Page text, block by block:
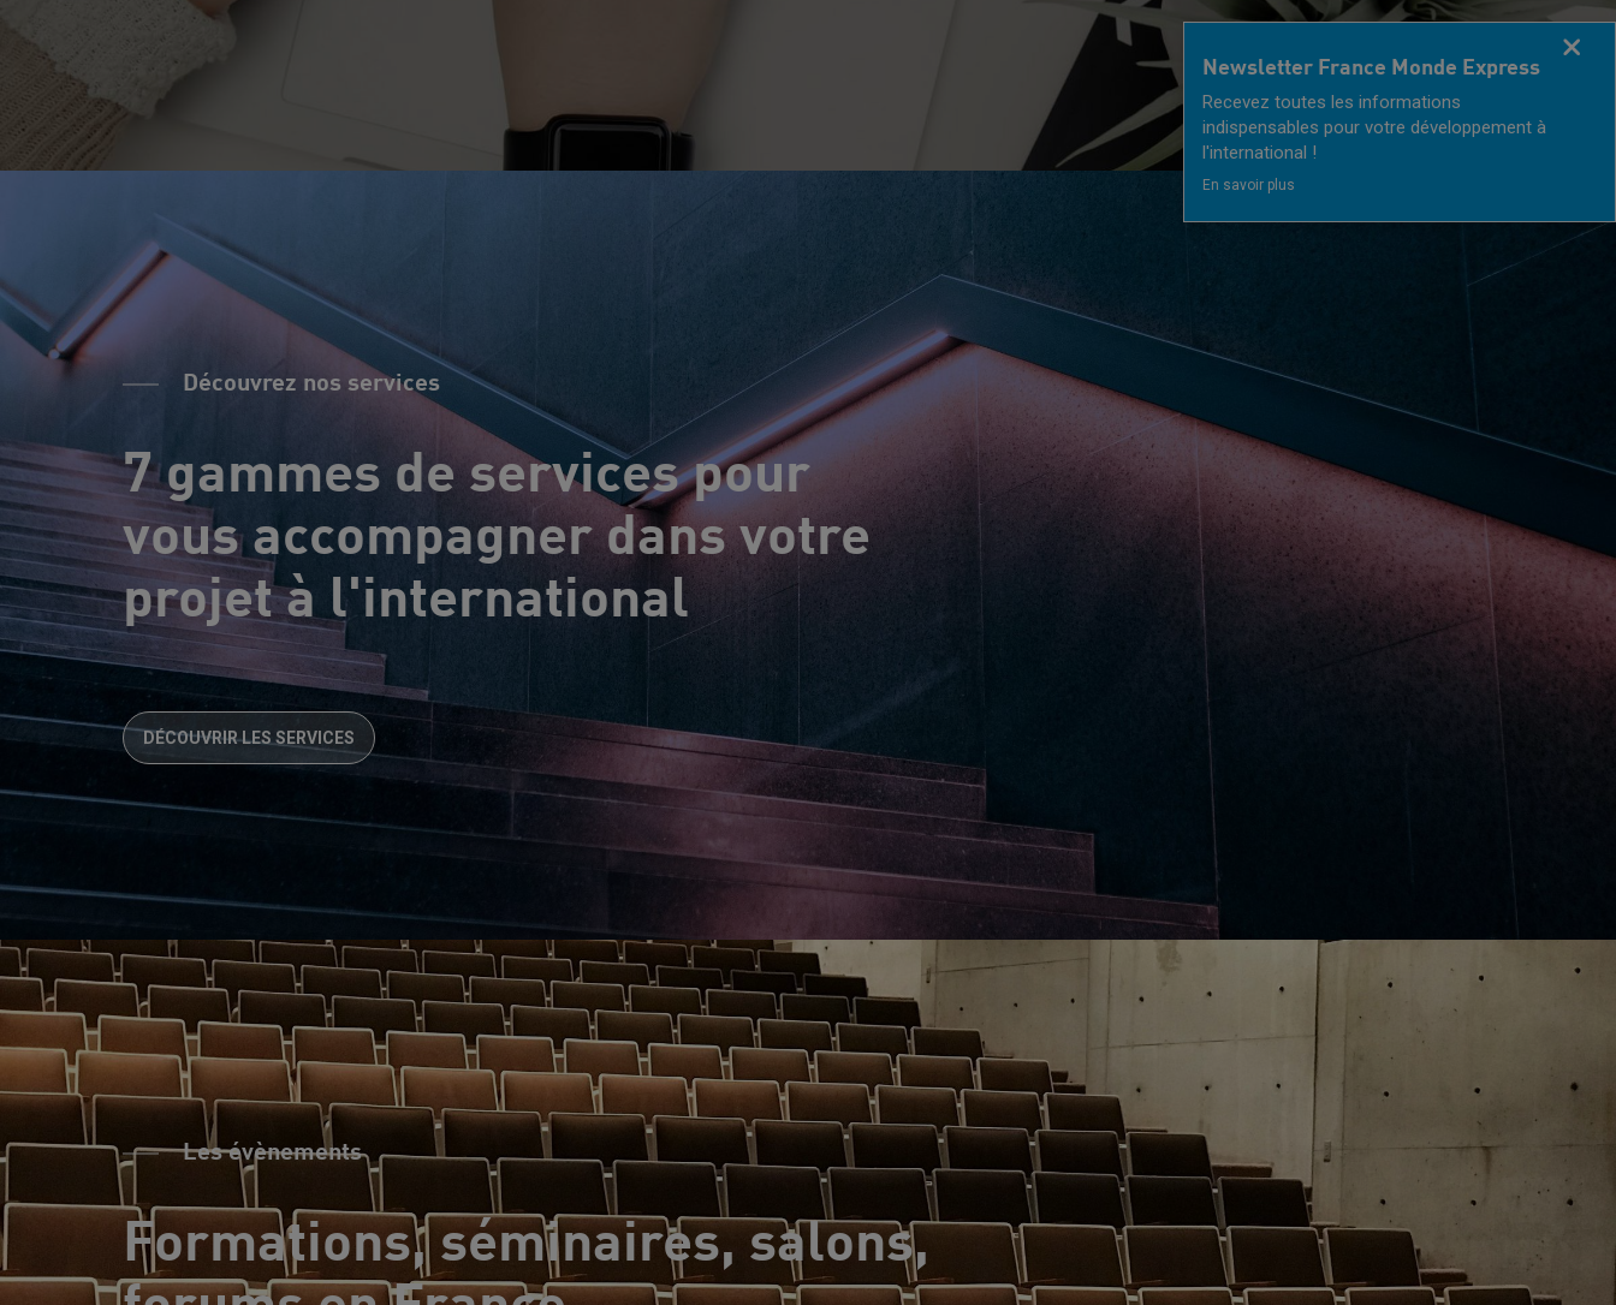
Découvrez nos services
7 gammes de services pour
vous accompagner dans votre
projet à l'international
DÉCOUVRIR LES SERVICES
Les évènements
Formations, séminaires, salons,
Newsletter France Monde Express
Recevez toutes les informations
indispensables pour votre développement à
l'international !
En savoir plus